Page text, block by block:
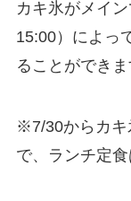
カキ氷がメイ
15:00）によっ
ることができま
※7/30からカキ
で、ランチ定